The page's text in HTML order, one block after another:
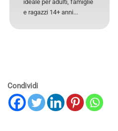
ideale per adulti, famiglie
e ragazzi 14+ anni...
Condividi